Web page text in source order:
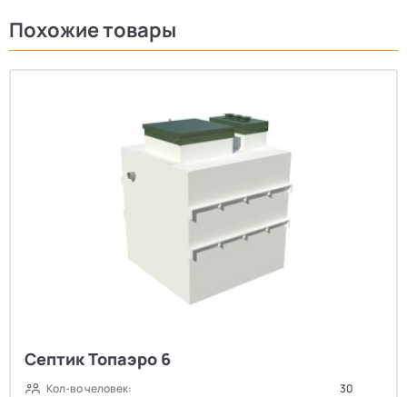
Похожие товары
Септик Топаэро 6
Кол-во человек:
30